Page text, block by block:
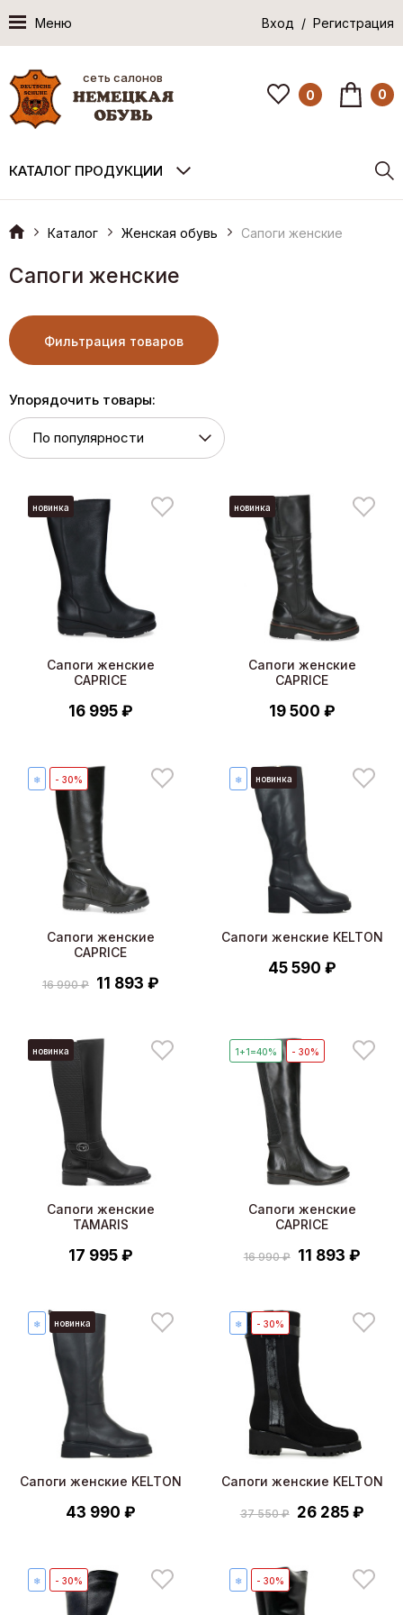
Меню Вход / Регистрация
сеть салонов
0 0
КАТАЛОГ ПРОДУКЦИИ
Каталог Женская обувь Сапоги женские
Сапоги женские
Фильтрация товаров
Упорядочить товары:
новинка
Сапоги женские
CAPRICE
16 995 ₽
новинка
Сапоги женские
CAPRICE
19 500 ₽
❄ - 30%
Сапоги женские
CAPRICE
16 990 ₽ 11 893 ₽
❄ новинка
Сапоги женские KELTON
45 590 ₽
новинка
Сапоги женские
TAMARIS
17 995 ₽
1+1=40% - 30%
Сапоги женские
CAPRICE
16 990 ₽ 11 893 ₽
❄ новинка
Сапоги женские KELTON
43 990 ₽
❄ - 30%
Сапоги женские KELTON
37 550 ₽ 26 285 ₽
❄ - 30% ❄ - 30%